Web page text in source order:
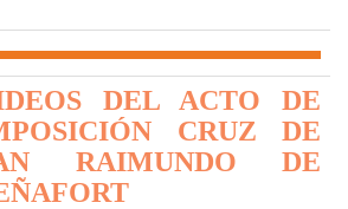
DEL ACTO DE
CRUZ DE
RAIMUNDO DE